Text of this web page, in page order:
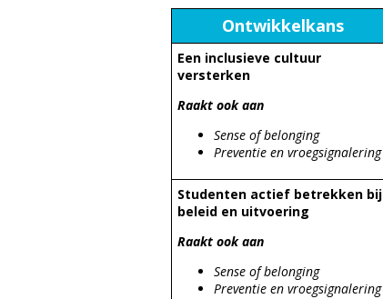
Ontwikkelkans
Een inclusieve cultuur
versterken
Raakt ook aan
Sense of belonging
Preventie en vroegsignalering
Studenten actief betrekken bij
beleid en uitvoering
Raakt ook aan
Sense of belonging
Preventie en vroegsignalering